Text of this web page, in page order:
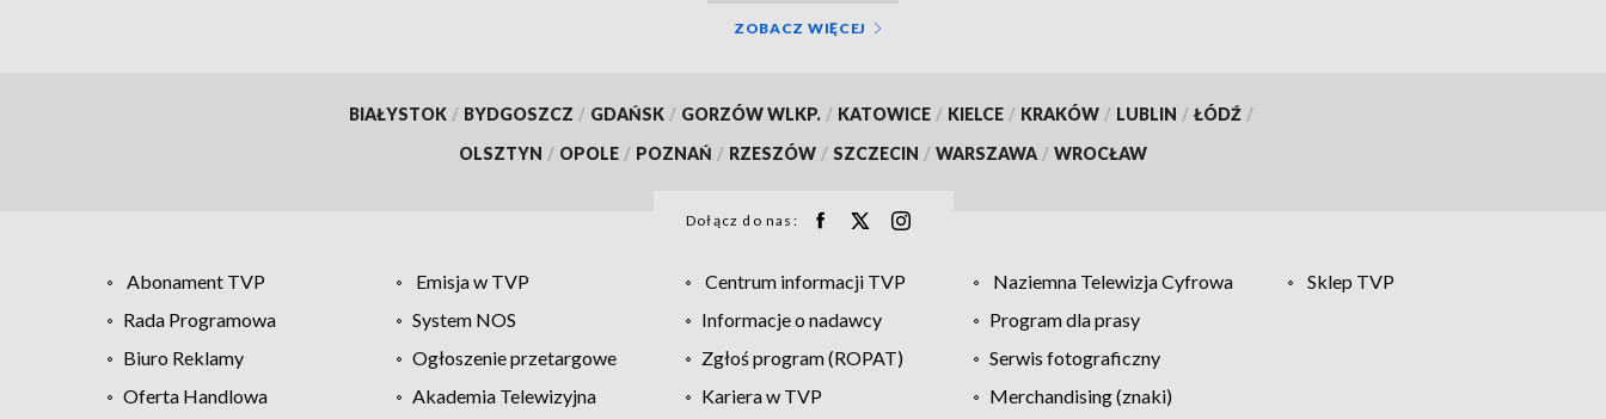
ZOBACZ WIĘCEJ
BIAŁYSTOK / BYDGOSZCZ / GDAŃSK / GORZÓW WLKP. / KATOWICE / KIELCE / KRAKÓW / LUBLIN / ŁÓDŹ /
OLSZTYN / OPOLE / POZNAŃ / RZESZÓW / SZCZECIN / WARSZAWA / WROCŁAW
Dołącz do nas:
Abonament TVP Emisja w TVP Centrum informacji TVP Naziemna Telewizja Cyfrowa
Sklep TVP
Rada Programowa
System NOS Informacje o nadawcy
Program dla prasy
Biuro Reklamy
Ogłoszenie przetargowe Zgłoś program (ROPAT)
Serwis fotograficzny
Oferta Handlowa
Akademia Telewizyjna Kariera w TVP Merchandising (znaki)